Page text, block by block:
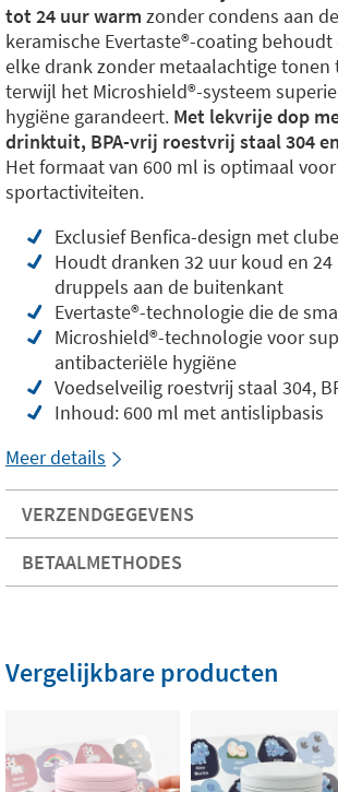
tot 24 uur warm zonder condens aan
keramische Evertaste®️-coating behoudt
elke drank zonder metaalachtige tonen
terwijl het Microshield®️-systeem
hygiëne garandeert. Met lekvrije dop
drinktuit, BPA-vrij roestvrij staal 304
Het formaat van 600 ml is optimaal
sportactiviteiten.
Exclusief Benfica-design met
Houdt dranken 32 uur koud en
druppels aan de buitenkant
Evertaste®️-technologie die de
Microshield®️-technologie voor
antibacteriële hygiëne
Voedselveilig roestvrij staal 304,
Inhoud: 600 ml met antislipbasis
Meer details
VERZENDGEGEVENS
BETAALMETHODES
Vergelijkbare producten